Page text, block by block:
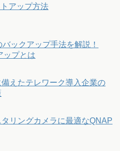
アップ方法
ックアップ手法を解説！
ップとは
えたテレワーク導入企業の
リングカメラに最適なQNAP